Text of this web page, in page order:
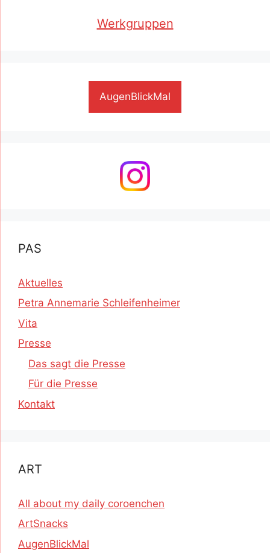
Werkgruppen
AugenBlickMal
PAS
Aktuelles
Petra Annemarie Schleifenheimer
Vita
Presse
Das sagt die Presse
Für die Presse
Kontakt
ART
All about my daily coroenchen
ArtSnacks
AugenBlickMal